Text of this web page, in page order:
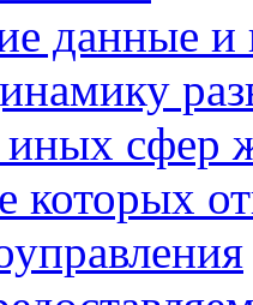
данные
сфер
которых